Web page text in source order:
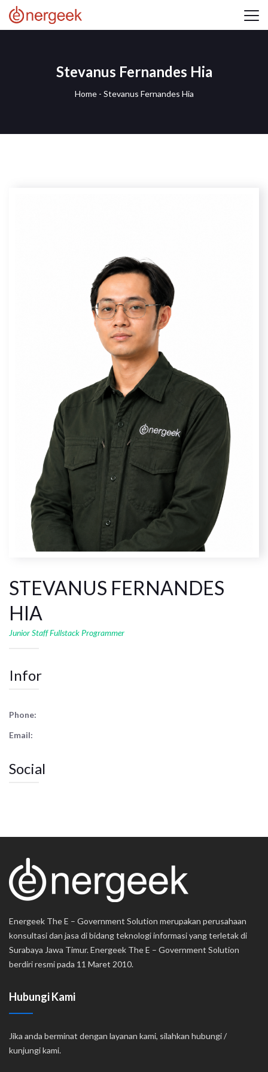
Stevanus Fernandes Hia
Home- Stevanus Fernandes Hia
STEVANUS FERNANDES
HIA
Junior Staff Fullstack Programmer
Infor
Phone:
Email:
Social
Energeek The E – Government Solution merupakan perusahaan
konsultasi dan jasa di bidang teknologi informasi yang terletak di
Surabaya Jawa Timur. Energeek The E – Government Solution
berdiri resmi pada 11 Maret 2010.
Hubungi Kami
Jika anda berminat dengan layanan kami, silahkan hubungi /
kunjungi kami.